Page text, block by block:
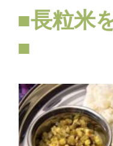
■長粒米
■